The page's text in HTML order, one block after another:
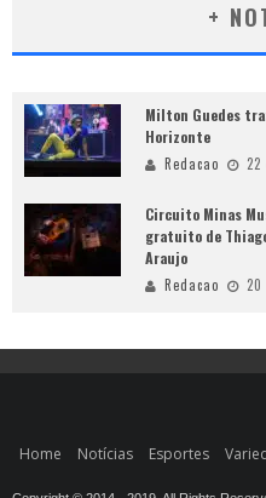
+
Milton Guedes
Horizonte
Redacao
Circuito Minas
gratuito de
Araujo
Redacao
Home Notícias Esportes